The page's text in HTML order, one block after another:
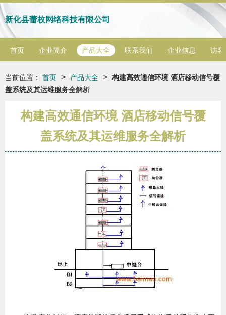
新化县蕾枚网络科技有限公司
首页 企业简介 产品大全 联系我们 企业信息 访客
当前位置： 首页 > 产品大全 > 构建高效通信环境 酒店移动信号覆
盖系统及其运维服务全解析
构建高效通信环境 酒店移动信号覆
盖系统及其运维服务全解析